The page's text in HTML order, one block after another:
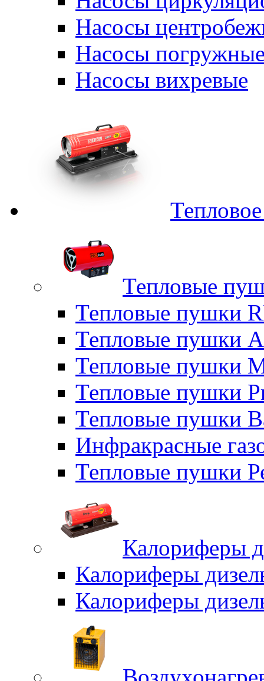
Насосы
Насосы
Насосы вихревые
Тепловые
Тепловые пушки
Тепловые пушки
Тепловые пушки
Тепловые пушки
Тепловые пушки
Инфракрасные
Тепловые пушки
Калориферы
Калориферы
Калориферы